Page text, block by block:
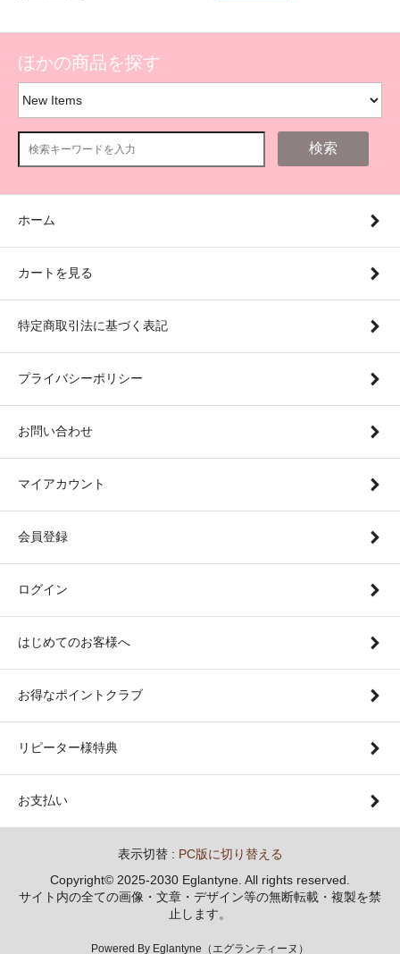
ほかの商品を探す
検索
ホーム
カートを見る
特定商取引法に基づく表記
プライバシーポリシー
お問い合わせ
マイアカウント
会員登録
ログイン
はじめてのお客様へ
お得なポイントクラブ
リピーター様特典
お支払い
表示切替 : PC版に切り替える
Copyright© 2025-2030 Eglantyne. All rights reserved.
サイト内の全ての画像・文章・デザイン等の無断転載・複製を禁
止します。
Powered By Eglantyne（エグランティーヌ）